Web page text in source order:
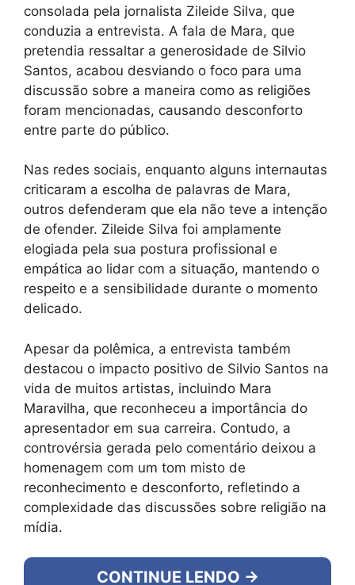
consolada pela jornalista Zileide Silva, que
conduzia a entrevista. A fala de Mara, que
pretendia ressaltar a generosidade de Silvio
Santos, acabou desviando o foco para uma
discussão sobre a maneira como as religiões
foram mencionadas, causando desconforto
entre parte do público.
Nas redes sociais, enquanto alguns internautas
criticaram a escolha de palavras de Mara,
outros defenderam que ela não teve a intenção
de ofender. Zileide Silva foi amplamente
elogiada pela sua postura profissional e
empática ao lidar com a situação, mantendo o
respeito e a sensibilidade durante o momento
delicado.
Apesar da polêmica, a entrevista também
destacou o impacto positivo de Silvio Santos na
vida de muitos artistas, incluindo Mara
Maravilha, que reconheceu a importância do
apresentador em sua carreira. Contudo, a
controvérsia gerada pelo comentário deixou a
homenagem com um tom misto de
reconhecimento e desconforto, refletindo a
complexidade das discussões sobre religião na
mídia.
CONTINUE LENDO →